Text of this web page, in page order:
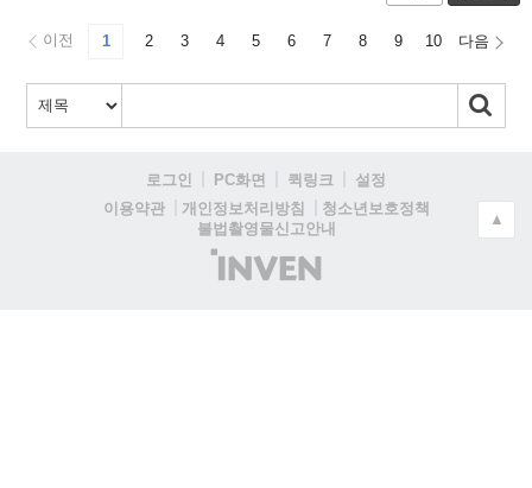
이전 1 2 3 4 5 6 7 8 9 10 다음
로그인 PC화면 퀵링크
설정
이용약관
개인정보처리방침
청소년보호정책
불법촬영물신고안내
(주)
인
▲